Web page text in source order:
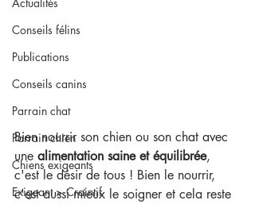
Conseils félins
Publications
Conseils canins
Parrain chat
Parrain chien
Chiens exigeants
Exigeant > Craintif
Bien nourrir son chien ou son chat avec
une alimentation saine et équilibrée,
c'est le désir de tous ! Bien le nourrir,
c'est aussi mieux le soigner et cela reste